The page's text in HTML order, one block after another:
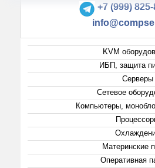
+7 (999)
KVM
ИБП, защита
Серверы
Сетевое
Компьютеры,
Материнские
Оперативная